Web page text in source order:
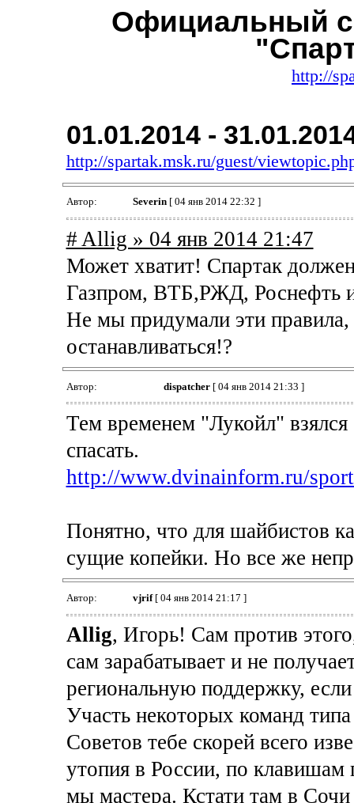
Официальный
http://
01.01.2014 -
http://spartak.msk.ru/guest/
Автор: Severin[ 04 янв 2014 22:32 ]
# Allig » 04 янв 2014 21:47
Может хватит! Спартак
Газпром, ВТБ,РЖД, Роснефть и
Не мы придумали эти правила,
останавливаться!?
Автор: dispatcher[ 04 янв 2014 21:33 ]
Тем временем "Лукойл"
спасать.
http://www.dvinainform.ru/
Понятно, что для шайбистов
сущие копейки. Но все же
Автор: vjrif[ 04 янв 2014 21:17 ]
Allig, Игорь! Сам против
сам зарабатывает и не
региональную поддержку,
Участь некоторых команд
Советов тебе скорей всего
утопия в России, по клавишам
мы мастера. Кстати там в